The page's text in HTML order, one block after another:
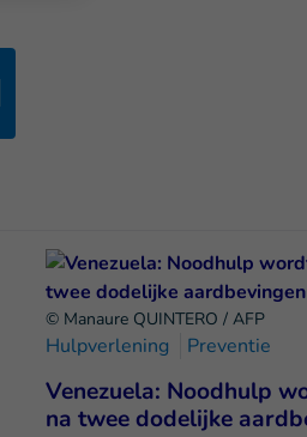
© Manaure QUINTERO / AFP
Hulpverlening Preventie
Venezuela: Noodhulp
na twee dodelijke